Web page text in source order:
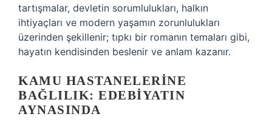
tartışmalar, devletin sorumlulukları, halkın
ihtiyaçları ve modern yaşamın zorunlulukları
üzerinden şekillenir; tıpkı bir romanın temaları gibi,
hayatın kendisinden beslenir ve anlam kazanır.
KAMU HASTANELERINE
BAĞLILIK: EDEBIYATIN
AYNASINDA